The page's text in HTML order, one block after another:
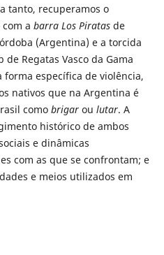
tanto, recuperamos o
a barra Los Piratasde
(Argentina) e a torcida
Regatas Vasco da Gama
forma específica de violência,
nativos que na Argentina é
como brigarou lutar. A
histórico de ambos
e dinâmicas
com as que se confrontam; e
e meios utilizados em